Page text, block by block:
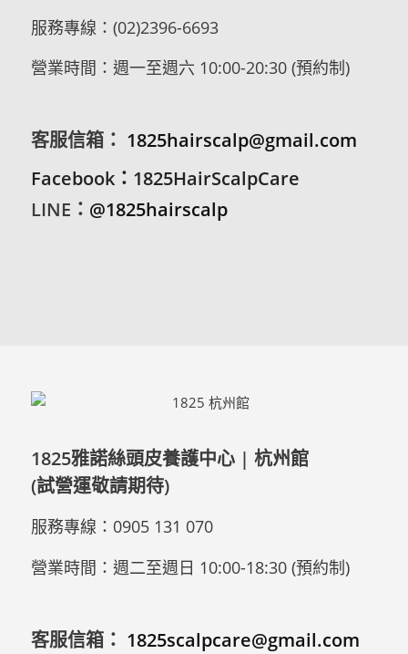
服務專線：(02)2396-6693
營業時間：週一至週六 10:00-20:30 (預約制)
客服信箱： 1825hairscalp@gmail.com
Facebook： 1825HairScalpCare
LINE ： @1825hairscalp
1825雅諾絲頭皮養護中心 | 杭州館
(試營運敬請期待)
服務專線： 0905 131 070
營業時間：週二至週日 10:00-18:30 (預約制)
客服信箱： 1825scalpcare@gmail.com